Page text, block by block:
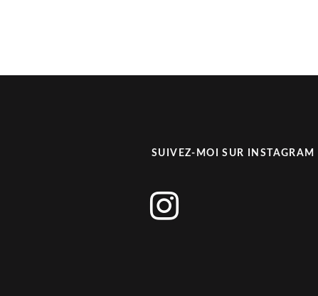
SUIVEZ-MOI SUR INSTAGRAM
instagram